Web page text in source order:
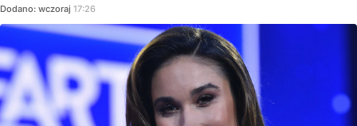
Dodano: wczoraj 17:26